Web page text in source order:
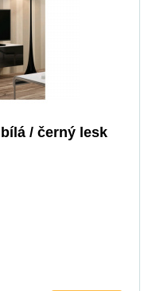
/ černý lesk